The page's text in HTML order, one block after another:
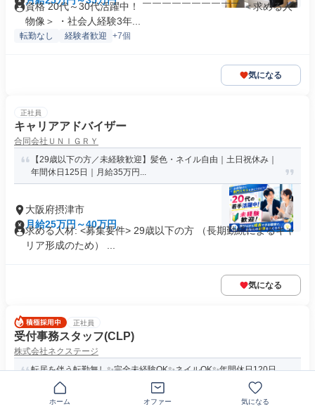
資格 20代～30代活躍中！ ￣￣￣￣￣￣￣￣￣￣ ＜求める人
物像＞ ・社会人経験3年...
転勤なし 経験者歓迎 +7個
気になる
正社員
キャリアアドバイザー
合同会社ＵＮＩＧＲＹ
【29歳以下の方／未経験歓迎】髪色・ネイル自由｜土日祝休み｜
年間休日125日｜月給35万円...
大阪府摂津市
月給25万円～40万円
求める人材: <募集要件> 29歳以下の方 （長期勤続によるキャ
リア形成のため） ...
気になる
正社員
受付事務スタッフ(CLP)
株式会社ネクステージ
転居を伴う転勤無し✨完全未経験OK✨ネイルOK✨年間休日120日
+有給休暇5日でワークライ...
ホーム オファー 気になる